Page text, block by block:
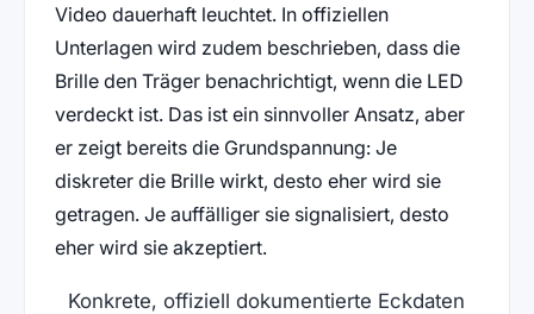
Video dauerhaft leuchtet. In offiziellen
Unterlagen wird zudem beschrieben, dass die
Brille den Träger benachrichtigt, wenn die LED
verdeckt ist. Das ist ein sinnvoller Ansatz, aber
er zeigt bereits die Grundspannung: Je
diskreter die Brille wirkt, desto eher wird sie
getragen. Je auffälliger sie signalisiert, desto
eher wird sie akzeptiert.
Konkrete, offiziell dokumentierte Eckdaten